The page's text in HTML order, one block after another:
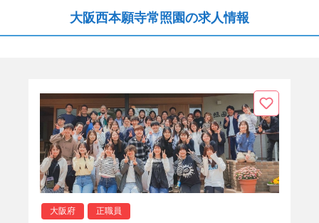
大阪西本願寺常照園の求人情報
大阪府 正職員